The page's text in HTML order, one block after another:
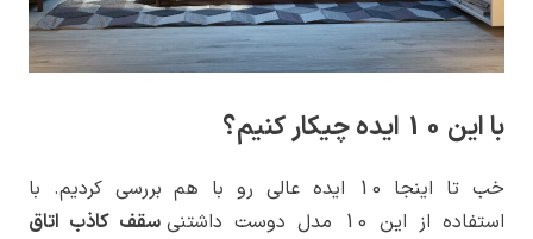
با این 10 ایده چیکار کنیم؟
خب تا اینجا 10 ایده عالی رو با هم بررسی کردیم. با
استفاده از این 10 مدل دوست داشتنی
سقف کاذب اتاق